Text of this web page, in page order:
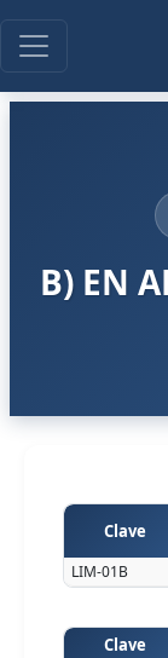
B) EN
Clave
LIM-01B
Clave